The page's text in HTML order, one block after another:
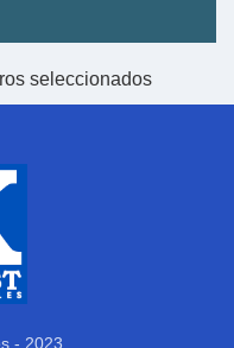
seleccionados
- 2023